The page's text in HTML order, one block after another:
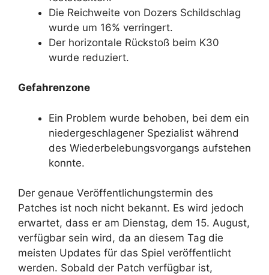
Die Reichweite von Dozers Schildschlag
wurde um 16% verringert.
Der horizontale Rückstoß beim K30
wurde reduziert.
Gefahrenzone
Ein Problem wurde behoben, bei dem ein
niedergeschlagener Spezialist während
des Wiederbelebungsvorgangs aufstehen
konnte.
Der genaue Veröffentlichungstermin des
Patches ist noch nicht bekannt. Es wird jedoch
erwartet, dass er am Dienstag, dem 15. August,
verfügbar sein wird, da an diesem Tag die
meisten Updates für das Spiel veröffentlicht
werden. Sobald der Patch verfügbar ist,